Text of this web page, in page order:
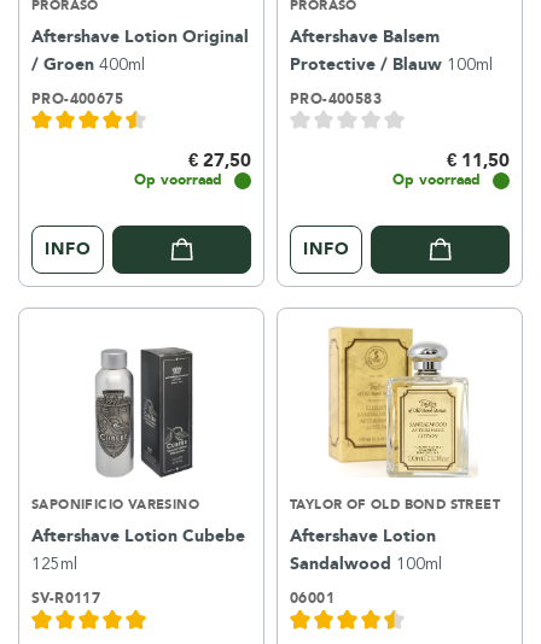
PRORASO
Aftershave Lotion Original
/ Groen 400ml
PRO-400675
€ 27,50
Op voorraad
INFO
PRORASO
Aftershave Balsem
Protective / Blauw 100ml
PRO-400583
€ 11,50
Op voorraad
INFO
SAPONIFICIO VARESINO
Aftershave Lotion Cubebe
125ml
SV-R0117
TAYLOR OF OLD BOND STREET
Aftershave Lotion
Sandalwood 100ml
06001